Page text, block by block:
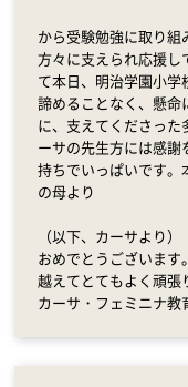
から受験勉強に取り
方々に支えられ応援
て本日、明治学園小学
諦めることなく、懸命
に、支えてくださった
ーサの先生方には感
持ちでいっぱいです
の母より
（以下、カーサより）
おめでとうございます
越えてとてもよく頑張
カーサ・フェミニナ